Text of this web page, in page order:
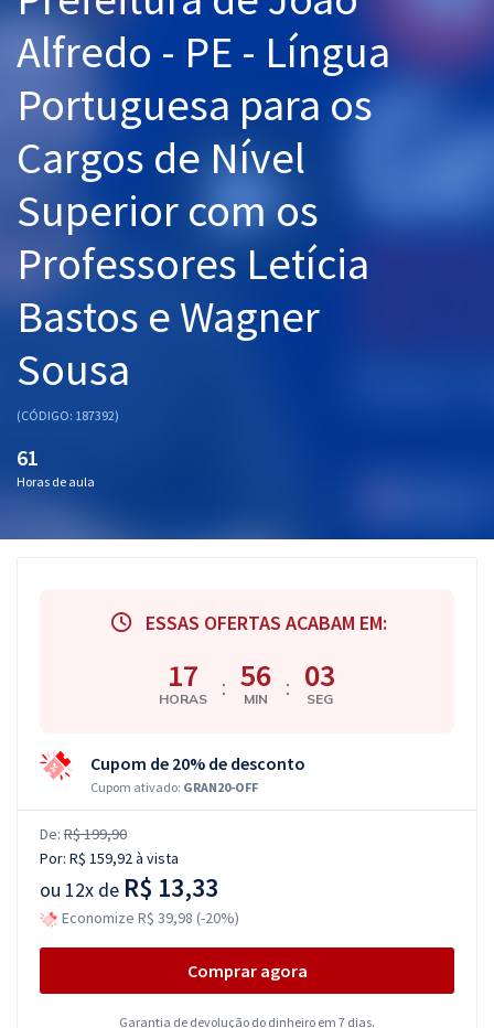
Graduação
OAB
Mentorias
Questões grátis
Conteúdo gratuito
Blog
Aprovados
Atendimento
Alfredo - PE - Língua
Portuguesa para os
Cargos de Nível
Superior com os
Professores Letícia
Bastos e Wagner
Sousa
(CÓDIGO: 187392)
61
Horas de aula
ESSAS OFERTAS ACABAM EM:
17
HORAS : 56
MIN : 02
SEG
Cupom de 20% de desconto
Cupom ativado: GRAN20-OFF
De: R$ 199,90
Por: R$ 159,92à vista
ou 12x de R$ 13,33
Economize R$ 39,98 (-20%)
Comprar agora
Garantia de devolução do dinheiro em 7 dias.